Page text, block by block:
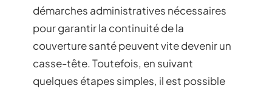
démarches administratives nécessaires
pour garantir la continuité de la
couverture santé peuvent vite devenir un
casse-tête. Toutefois, en suivant
quelques étapes simples, il est possible